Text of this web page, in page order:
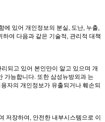
에 있어 개인정보의 분실, 도난, 누출,
여 다음과 같은 기술적, 관리적 대책
되고 있어 본인만이 알고 있으며 개
가능합니다. 또한 삼성뉴방외과 는
자의 개인정보가 유출되거나 훼손되
저장하여, 안전한 내부시스템으로 이